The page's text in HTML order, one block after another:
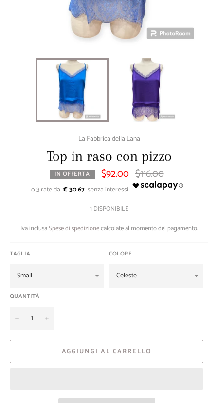
La Fabbrica della Lana
Top in raso con pizzo
IN OFFERTA $92.00 Prezzo
di
listino
$116.00
€ 30.67
1 DISPONIBILE
Iva inclusaSpese di spedizionecalcolate al momento del pagamento.
TAGLIA COLORE
QUANTITÀ
− +
AGGIUNGI AL CARRELLO